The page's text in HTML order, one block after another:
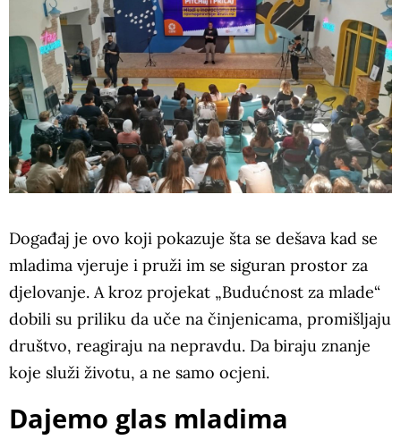
Događaj je ovo koji pokazuje šta se dešava kad se
mladima vjeruje i pruži im se siguran prostor za
djelovanje. A kroz projekat „Budućnost za mlade“
dobili su priliku da uče na činjenicama, promišljaju
društvo, reagiraju na nepravdu. Da biraju znanje
koje služi životu, a ne samo ocjeni.
Dajemo glas mladima